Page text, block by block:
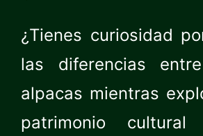
¿Tienes curiosidad
las diferencias
alpacas mientras
patrimonio